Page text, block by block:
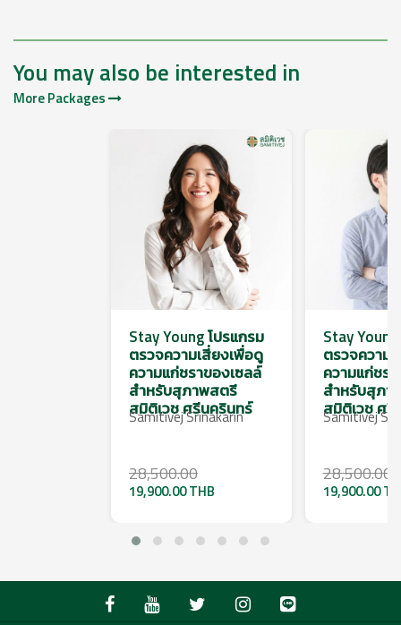
You may also be interested in
More Packages
Stay Young โปรแกรม
ตรวจความเสี่ยงเพื่อดู
ความแก่ชราของเซลล์
สำหรับสุภาพสตรี
สมิติเวช ศรีนครินทร์
Samitivej Srinakarin
28,500.00
19,900.00 THB
Stay
ตรวจความ
ความแก่ชร
สำหรับสุภา
สมิติเวช ศรี
Samitivej
28,500.00
19,900.00